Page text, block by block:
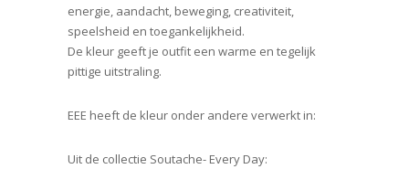
energie, aandacht, beweging, creativiteit,
speelsheid en toegankelijkheid.
De kleur geeft je outfit een warme en tegelijk
pittige uitstraling.
EEE heeft de kleur onder andere verwerkt in:
Uit de collectie Soutache- Every Day: